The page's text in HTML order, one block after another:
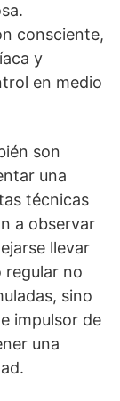
consciente,
y
en medio
son
una
técnicas
a observar
llevar
regular no
sino
impulsor de
una